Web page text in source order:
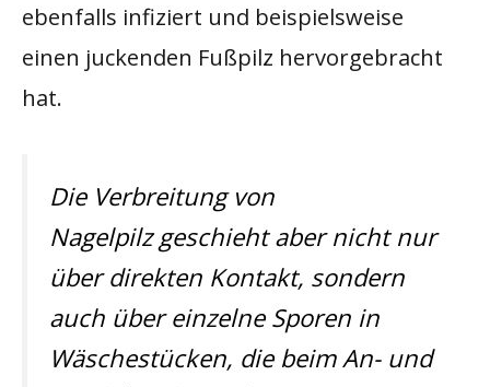
ebenfalls infiziert und beispielsweise
einen juckenden Fußpilz hervorgebracht
hat.
Die Verbreitung von
Nagelpilz geschieht aber nicht nur
über direkten Kontakt, sondern
auch über einzelne Sporen in
Wäschestücken, die beim An- und